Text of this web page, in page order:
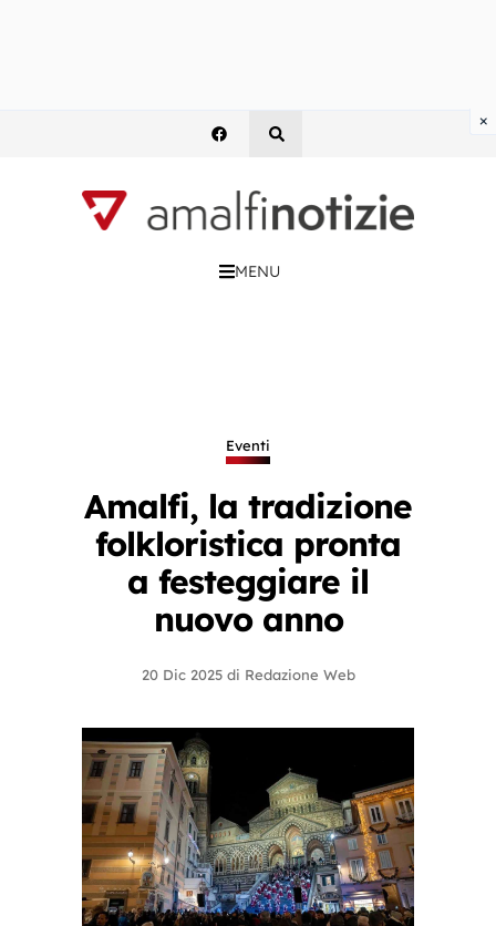
MENU
Eventi
Amalfi, la tradizione
folkloristica pronta
a festeggiare il
nuovo anno
20 Dic 2025 di Redazione Web
×